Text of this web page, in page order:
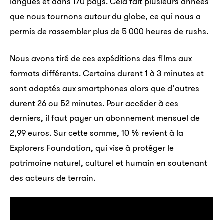
que nous tournons autour du globe, ce qui nous a
permis de rassembler plus de 5 000 heures de rushs.
Nous avons tiré de ces expéditions des films aux
formats différents. Certains durent 1 à 3 minutes et
sont adaptés aux smartphones alors que d’autres
durent 26 ou 52 minutes. Pour accéder à ces
derniers, il faut payer un abonnement mensuel de
2,99 euros. Sur cette somme, 10 % revient à la
Explorers Foundation, qui vise à protéger le
patrimoine naturel, culturel et humain en soutenant
des acteurs de terrain.